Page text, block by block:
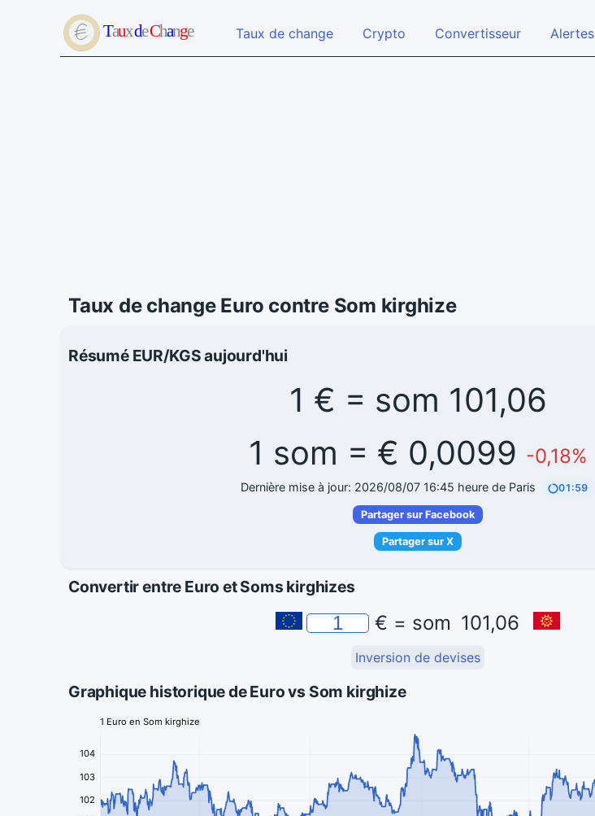
Taux de change Crypto Convertisseur Alertes
Taux de change Euro contre Som kirghize
Résumé EUR/KGS aujourd'hui
1 € = som 101,06
1 som = € 0,0099 -0,18%
Dernière mise à jour: 2026/08/07 16:45 heure de Paris 01:58
Partager sur Facebook
Partager sur X
Convertir entre Euro et Soms kirghizes
€ = som 101,06
Inversion de devises
Graphique historique de Euro vs Som kirghize
102
103
104
1 Euro en Som kirghize